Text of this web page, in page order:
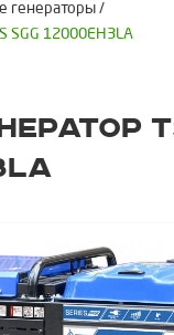
генераторы /
12000EH3LA